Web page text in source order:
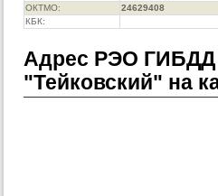
ОКТМО:
24629408
КБК:
Адрес РЭО
"Тейковский" на